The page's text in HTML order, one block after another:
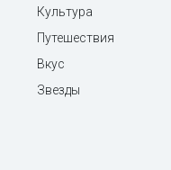
Культура
Путешествия
Вкус
Звезды